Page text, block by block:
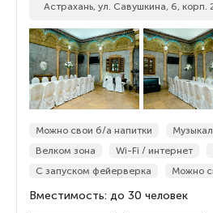
Астрахань, ул. Савушкина, 6, корп.
Можно свои б/а напитки
Велком зона
Wi-Fi / интернет
С запуском фейерверка
Можно
Вместимость: до 30 человек